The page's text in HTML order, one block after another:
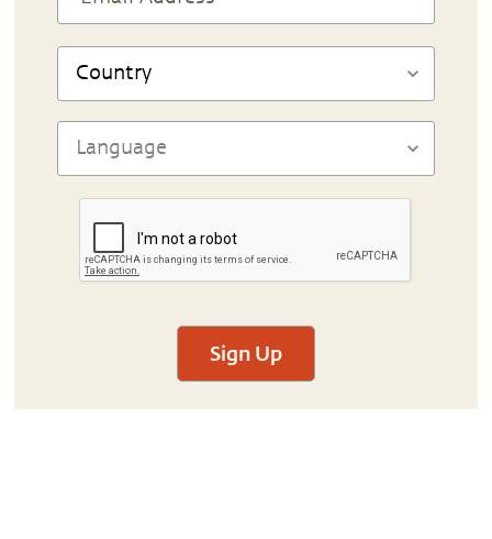
Sign Up